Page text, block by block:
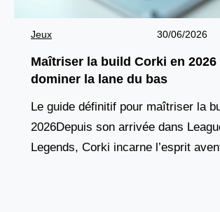
Jeux 30/06/2026
Maîtriser la build Corki en
dominer la lane du bas
Le guide définitif pour maîtriser la
2026Depuis son arrivée dans
Legends, Corki incarne l’esprit